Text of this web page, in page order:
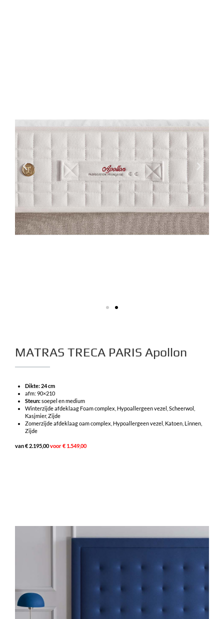
MATRAS TRECA PARIS Apollon
Dikte: 24 cm
afm: 90×210
Steun:soepel en medium
Winterzijde afdeklaag Foam complex, Hypoallergeen vezel, Scheerwol,
Kasjmier, Zijde
Zomerzijde afdeklaag oam complex, Hypoallergeen vezel, Katoen, Linnen,
Zijde
van € 2.195,00voor € 1.549,00